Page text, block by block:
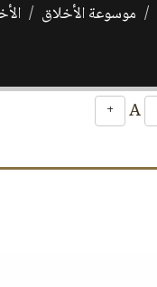
موسوعة الأخلاق
+